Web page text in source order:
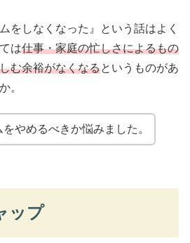
をしなくなった』という話はよく
は仕事・家庭の忙しさによるもの
む余裕がなくなるというものがあ
。
やめるべきか悩みました。
ップ